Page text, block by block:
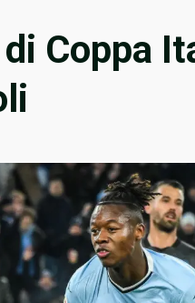
Coppa